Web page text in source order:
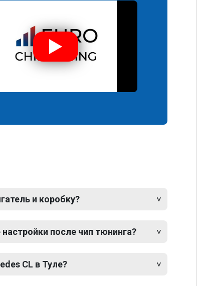
и коробку?
после чип тюнинга?
CL в Туле?